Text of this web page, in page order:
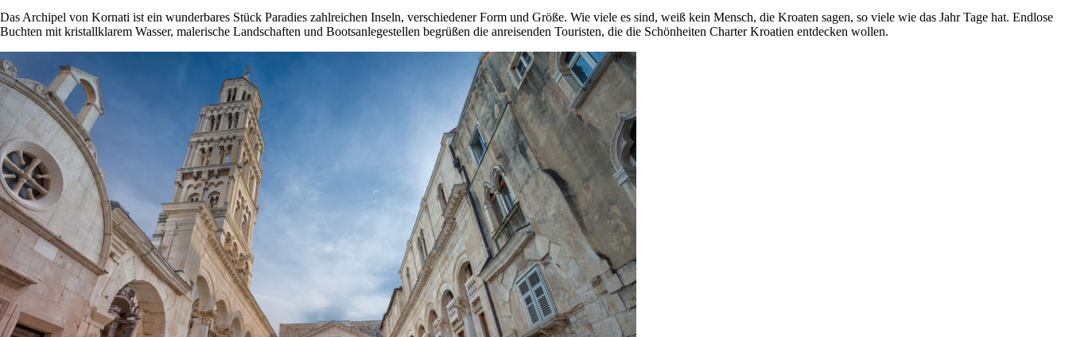
Das Archipel von Kornati ist ein wunderbares Stück Paradies zahlreichen Inseln, verschiedener Form und Größe. Wie viele es sind, weiß kein Mensch, die Kroaten sagen, so viele wie das Jahr Tage hat. Endlose
Buchten mit kristallklarem Wasser, malerische Landschaften und Bootsanlegestellen begrüßen die anreisenden Touristen, die die Schönheiten Charter Kroatien entdecken wollen.